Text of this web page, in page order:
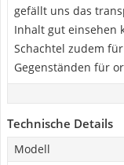
gefällt uns das
Inhalt gut einsehen
Schachtel zudem
Gegenständen für
Technische Details
Modell